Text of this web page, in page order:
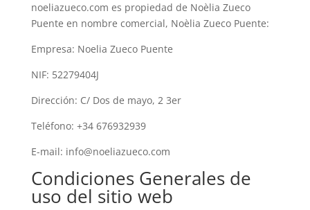
noeliazueco.com es propiedad de Noèlia Zueco
Puente en nombre comercial, Noèlia Zueco Puente:
Empresa: Noelia Zueco Puente
NIF: 52279404J
Dirección: C/ Dos de mayo, 2 3er
Teléfono: +34 676932939
E-mail: info@noeliazueco.com
Condiciones Generales de
uso del sitio web